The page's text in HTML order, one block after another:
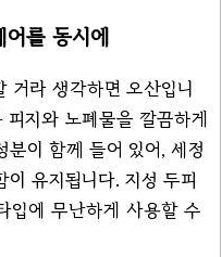
를 동시에
거라 생각하면 오산입니
지와 노폐물을 깔끔하게
분이 함께 들어 있어, 세정
유지됩니다. 지성 두피
입에 무난하게 사용할 수